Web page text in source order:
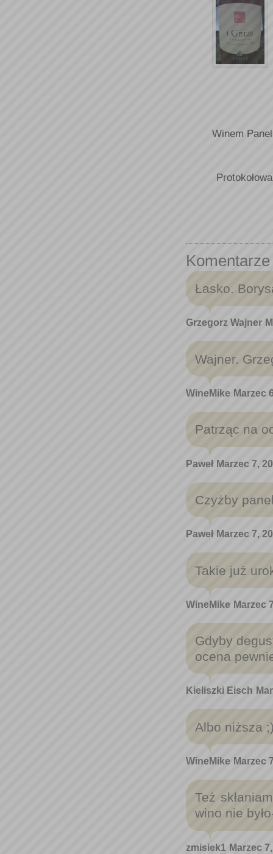
Winem
Komentarze
Łasko.
Grzegorz Wajner
Wajner.
WineMike Marzec
Patrząc na
Paweł Marzec 7,
Czyżby
Paweł Marzec 7,
Takie już
WineMike Marzec
Gdyby
ocena
Kieliszki Eisch
Albo niższa
WineMike Marzec
Też
wino nie
zmisiek1 Marzec